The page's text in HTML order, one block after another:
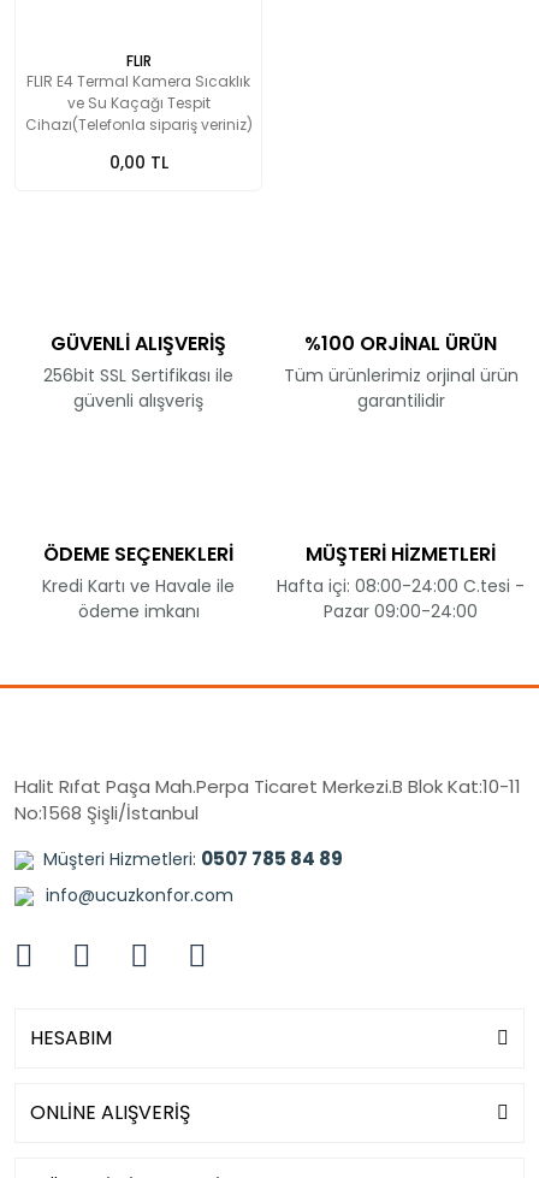
FLIR
FLIR E4 Termal Kamera Sıcaklık
ve Su Kaçağı Tespit
Cihazı(Telefonla sipariş veriniz)
0,00 TL
GÜVENLİ ALIŞVERİŞ
256bit SSL Sertifikası ile
güvenli alışveriş
%100 ORJİNAL ÜRÜN
Tüm ürünlerimiz orjinal ürün
garantilidir
ÖDEME SEÇENEKLERİ
Kredi Kartı ve Havale ile
ödeme imkanı
MÜŞTERİ HİZMETLERİ
Hafta içi: 08:00-24:00 C.tesi -
Pazar 09:00-24:00
Halit Rıfat Paşa Mah.Perpa Ticaret Merkezi.B Blok Kat:10-11
No:1568 Şişli/İstanbul
Müşteri Hizmetleri: 0507 785 84 89
info@ucuzkonfor.com
HESABIM
ONLİNE ALIŞVERİŞ